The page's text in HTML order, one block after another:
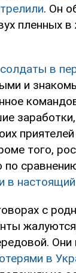
. Он
пленных
в
и
приятелей
того,
по
в
с
Они
в